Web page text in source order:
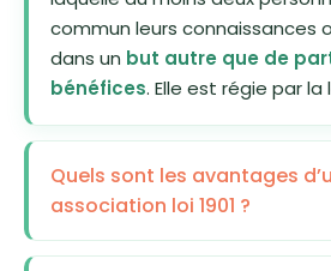
commun leurs connaissances
dans un but autre que de
bénéfices. Elle est régie par la
Quels sont les avantages
association loi 1901 ?